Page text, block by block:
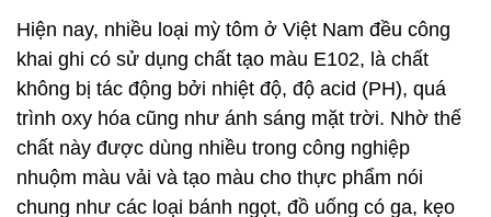
Hiện nay, nhiều loại mỳ tôm ở Việt Nam đều công
khai ghi có sử dụng chất tạo màu E102, là chất
không bị tác động bởi nhiệt độ, độ acid (PH), quá
trình oxy hóa cũng như ánh sáng mặt trời. Nhờ thế
chất này được dùng nhiều trong công nghiệp
nhuộm màu vải và tạo màu cho thực phẩm nói
chung như các loại bánh ngọt, đồ uống có ga, kẹo